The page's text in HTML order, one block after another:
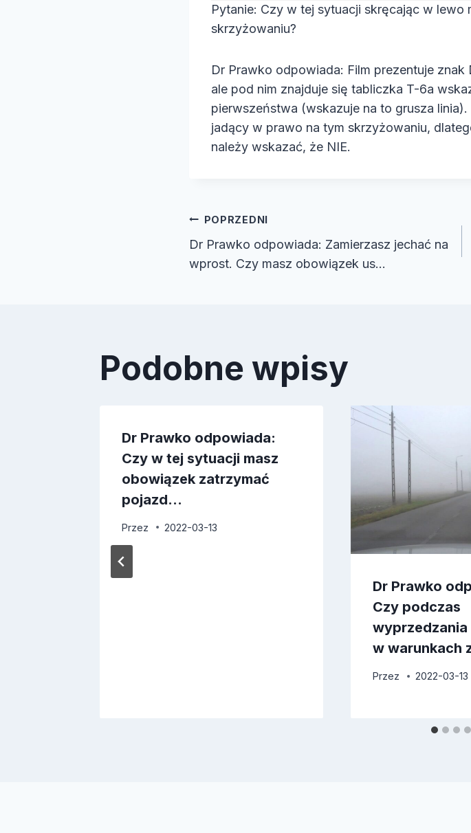
e
o
Pytanie: Czy w tej sytuacji skręcając w
skrzyżowaniu?
Dr Prawko odpowiada: Film prezentuje
ale pod nim znajduje się tabliczka T-6a
pierwszeństwa (wskazuje na to grusza
jadący w prawo na tym skrzyżowaniu,
należy wskazać, że NIE.
Nawigacja
wpisu
POPRZEDNI
Dr Prawko odpowiada: Zamierzasz jechać na
wprost. Czy masz obowiązek us…
Podobne wpisy
Dr Prawko odpowiada:
Czy w tej sytuacji masz
obowiązek zatrzymać
pojazd…
Przez 2022-03-13
Dr Prawko
Czy podczas
w warunkach
Przez 2022-03-13